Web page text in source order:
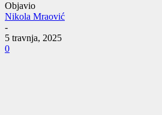
Objavio
Nikola Mraović
-
5 travnja, 2025
0